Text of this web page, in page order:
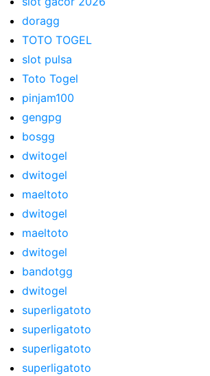
doragg
TOTO TOGEL
slot pulsa
Toto Togel
pinjam100
gengpg
bosgg
dwitogel
dwitogel
maeltoto
dwitogel
maeltoto
dwitogel
bandotgg
dwitogel
superligatoto
superligatoto
superligatoto
superligatoto